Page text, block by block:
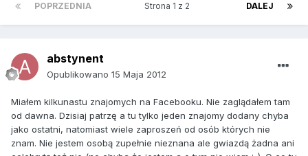
POPRZEDNIA DALEJ
Strona 1 z 2
abstynent
Opublikowano 15 Maja 2012
Miałem kilkunastu znajomych na Facebooku. Nie zaglądałem tam
od dawna. Dzisiaj patrzę a tu tylko jeden znajomy dodany chyba
jako ostatni, natomiast wiele zaproszeń od osób których nie
znam. Nie jestem osobą zupełnie nieznana ale gwiazdą żadna ani